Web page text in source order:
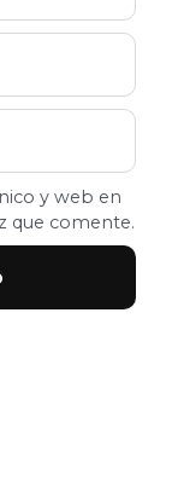
y web en
que comente.